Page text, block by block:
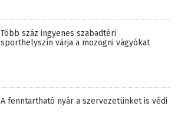
Több száz ingyenes szabadtéri
sporthelyszín várja a mozogni vágyókat
A fenntartható nyár a szervezetünket is védi